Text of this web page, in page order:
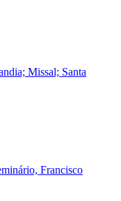
Missal; Santa
Francisco